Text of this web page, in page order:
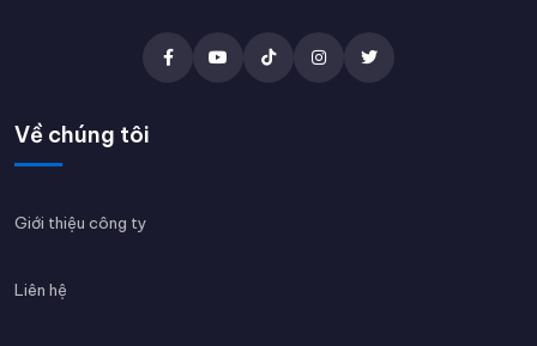
Về chúng tôi
Giới thiệu công ty
Liên hệ